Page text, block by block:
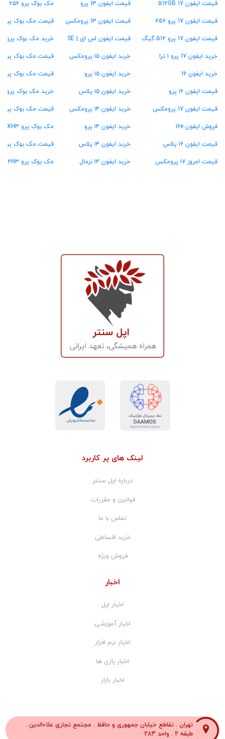
قیمت ایفون 17 512GB
قیمت ایفون 17 پرو 256
قیمت ایفون 17 پرو 512 گیگ
خرید ایفون 17 پرو ۱ ترا
خرید ایفون 16
قیمت ایفون ۱۶ پرو
قیمت ایفون 17 پرومکس
فروش ایفون 16e
قیمت ایفون ۱۶ پلاس
قیمت امروز ۱۷ پرومکس
قیمت ایفون 13 پرو
قیمت ایفون 13 پرومکس
قیمت ایفون اس ای | SE
خرید ایفون ۱۵ پرومکس
خرید ایفون ۱۵ پرو
خرید ایفون ۱۵ پلاس
خرید ایفون ۱۴ پرومکس
خرید ایفون ۱۴ پرو
خرید ایفون ۱۴ پلاس
خرید ایفون ۱۴ نرمال
مک بوک پرو ۲۵۶ گیگ
قیمت مک بوک پرو ۵۱۲ گیگ
خرید مک بوک پرو ۱ ترابایت
قیمت مک بوک پرو ۱۶ گیگ رام
قیمت مک بوک پرو ۲۴ گیگ رام
خرید مک بوک پرو ۳۶ گیگ رام
قیمت مک بوک پرو ۴۸ گیگ رام
مک بوک پرو MXH3
قیمت مک بوک پرو MW2U3
مک بوک پرو MX2H3
لینک های پر کاربرد
درباره اپل سنتر
قوانین و مقررات
تماس با ما
خرید اقساطی
فروش ویژه
اخبار
اخبار اپل
اخبار آموزشی
اخبار نرم افزار
اخبار بازی ها
اخبار بازار
تهران . تقاطع خیابان جمهوری و حافظ . مجتمع تجاری علاءالدین .
طبقه 2 . واحد 283